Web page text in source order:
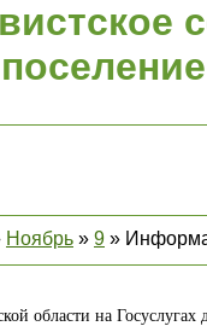
поселение
Ноябрь » 9 »
области на Госуслугах